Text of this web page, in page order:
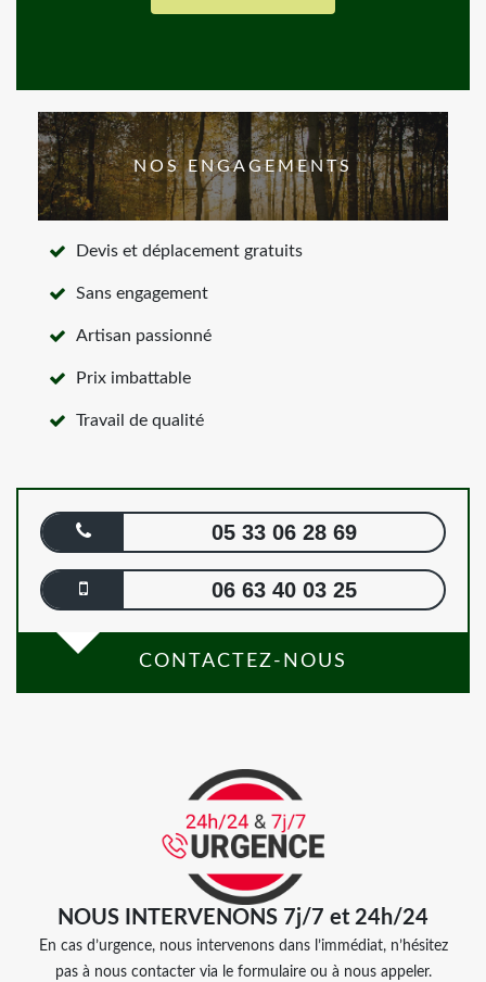
NOS ENGAGEMENTS
Devis et déplacement gratuits
Sans engagement
Artisan passionné
Prix imbattable
Travail de qualité
05 33 06 28 69
06 63 40 03 25
CONTACTEZ-NOUS
NOUS INTERVENONS 7j/7 et 24h/24
En cas d’urgence, nous intervenons dans l’immédiat, n’hésitez
pas à nous contacter via le formulaire ou à nous appeler.